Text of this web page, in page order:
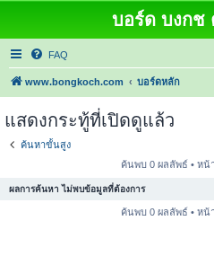
บอร์ด บงกช
FAQ
www.bongkoch.com บอร์ดหลัก
แสดงกระทู้ที่เปิดดูแล้ว
ค้นหาขั้นสูง
ค้นพบ 0 ผลลัพธ์ • หน้า
ผลการค้นหา ไม่พบข้อมูลที่ต้องการ
ค้นพบ 0 ผลลัพธ์ • หน้า